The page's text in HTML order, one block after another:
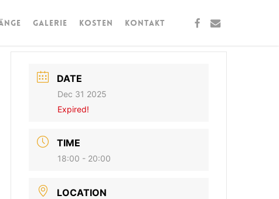
Galerie Kosten Kontakt facebook
email
DATE
Dec 31 2025
Expired!
TIME
18:00 - 20:00
LOCATION